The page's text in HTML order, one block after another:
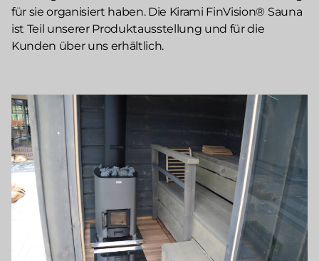
für sie organisiert haben. Die Kirami FinVision® Sauna
ist Teil unserer Produktausstellung und für die
Kunden über uns erhältlich.